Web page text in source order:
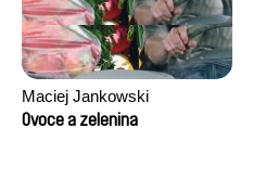
Maciej Jankowski
Ovoce a zelenina